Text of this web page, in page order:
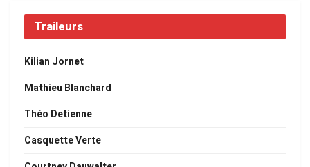
Traileurs
Kilian Jornet
Mathieu Blanchard
Théo Detienne
Casquette Verte